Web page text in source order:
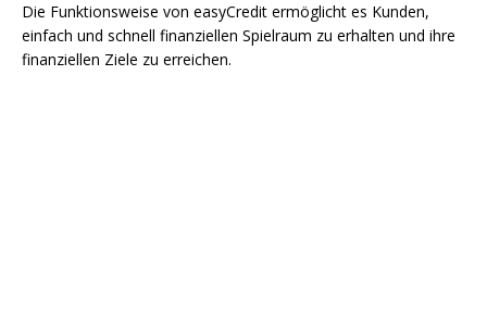
Die Funktionsweise von easyCredit ermöglicht es Kunden,
einfach und schnell finanziellen Spielraum zu erhalten und ihre
finanziellen Ziele zu erreichen.